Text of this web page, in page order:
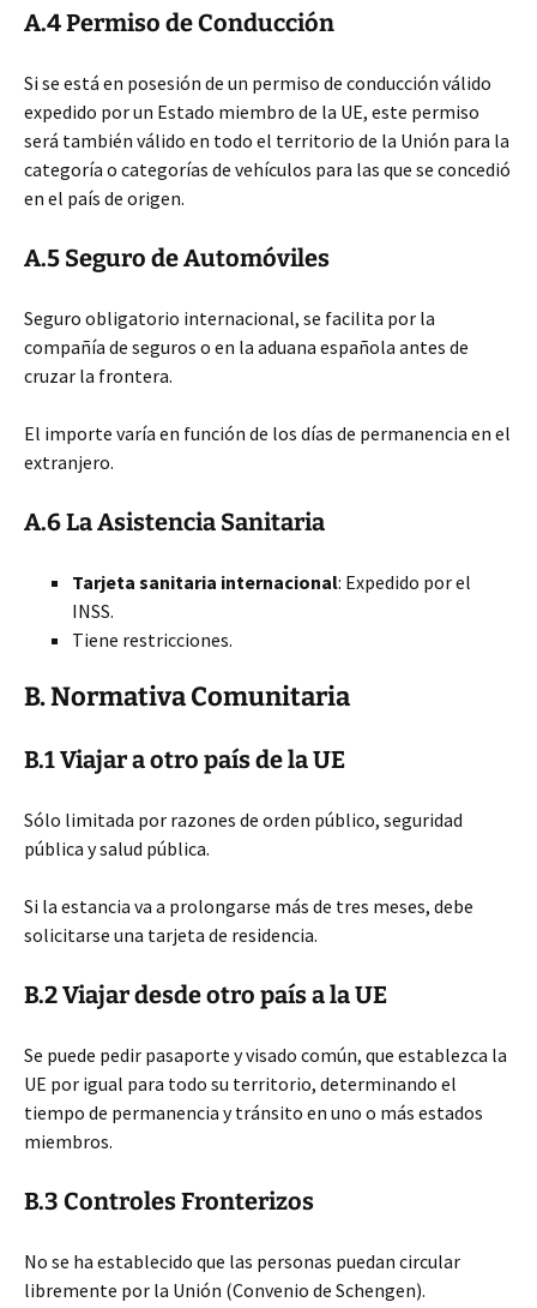
A.4 Permiso de Conducción
Si se está en posesión de un permiso de conducción válido
expedido por un Estado miembro de la UE, este permiso
será también válido en todo el territorio de la Unión para la
categoría o categorías de vehículos para las que se concedió
en el país de origen.
A.5 Seguro de Automóviles
Seguro obligatorio internacional, se facilita por la
compañía de seguros o en la aduana española antes de
cruzar la frontera.
El importe varía en función de los días de permanencia en el
extranjero.
A.6 La Asistencia Sanitaria
Tarjeta sanitaria internacional: Expedido por el
INSS.
Tiene restricciones.
B. Normativa Comunitaria
B.1 Viajar a otro país de la UE
Sólo limitada por razones de orden público, seguridad
pública y salud pública.
Si la estancia va a prolongarse más de tres meses, debe
solicitarse una tarjeta de residencia.
B.2 Viajar desde otro país a la UE
Se puede pedir pasaporte y visado común, que establezca la
UE por igual para todo su territorio, determinando el
tiempo de permanencia y tránsito en uno o más estados
miembros.
B.3 Controles Fronterizos
No se ha establecido que las personas puedan circular
libremente por la Unión (Convenio de Schengen).